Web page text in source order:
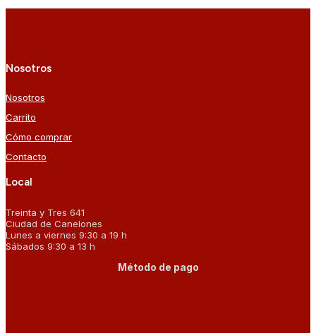
Nosotros
Nosotros
Carrito
Cómo comprar
Contacto
Local
Treinta y Tres 641
Ciudad de Canelones
Lunes a viernes 9:30 a 19 h
Sábados 9:30 a 13 h
Método de pago